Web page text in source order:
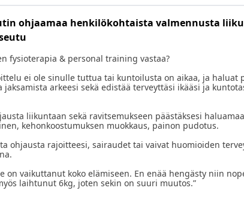
asiakkaani tilanteeseen ja taustoihin sekä sitoutua
Erikoisosaamiseni personal training työssä on
tekijöiden ja tuki- ja liikuntaelimistön vaivojen
harjoitella ja saavuttamaan oman tavoitteen niin
painonpudotus, lihasvoiman lisääminen ja säryistä
kanssa tavoittelemaan. On käynyt myös niin, että
nousseet, painoa onkin pudonnut bonuksena siinä
asioita niin keho kiittää ja mielikin virkistyy. Neuvon
ruokapäiväkirjan ja laadin omaa tavoitetta tukevan
ohjaamaa henkilökohtaista valmennusta
fysioterapia & personal training vastaa?
ei ole sinulle tuttua tai kuntoilusta on aikaa, ja haluat
arkeesi sekä edistää terveyttäsi ikääsi ja
liikuntaan sekä ravitsemukseen päästäksesi
kehonkoostumuksen muokkaus, painon pudotus.
ohjausta rajoitteesi, sairaudet tai vaivat huomioiden
on vaikuttanut koko elämiseen. En enää hengästy niin
laihtunut 6kg, joten sekin on suuri muutos.”